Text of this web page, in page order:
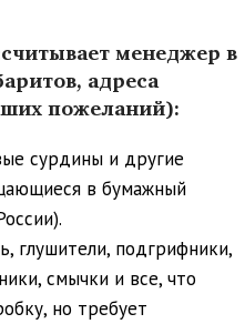
менеджер в
адреса
пожеланий):
сурдины и другие
в бумажный
глушители, подгрифники,
смычки и все, что
но требует